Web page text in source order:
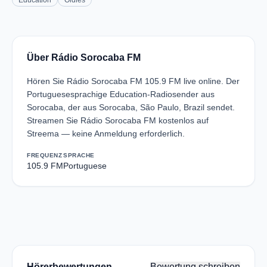
Über Rádio Sorocaba FM
Hören Sie Rádio Sorocaba FM 105.9 FM live online. Der
Portuguesesprachige Education-Radiosender aus
Sorocaba, der aus Sorocaba, São Paulo, Brazil sendet.
Streamen Sie Rádio Sorocaba FM kostenlos auf
Streema — keine Anmeldung erforderlich.
FREQUENZ
105.9 FM
SPRACHE
Portuguese